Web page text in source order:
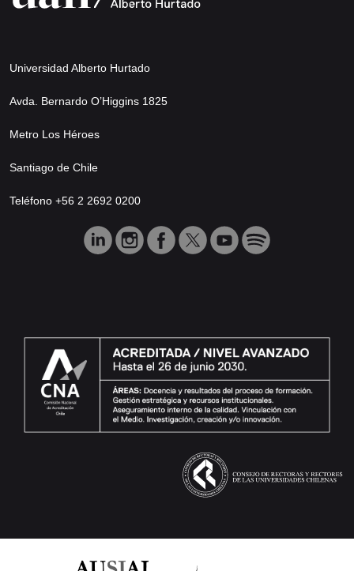
Universidad Alberto Hurtado
Avda. Bernardo O’Higgins 1825
Metro Los Héroes
Santiago de Chile
Teléfono +56 2 2692 0200